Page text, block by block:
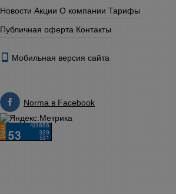
Новости Акции О компании Тарифы
Публичная оферта Контакты
Мобильная версия сайта
Norma в Facebook